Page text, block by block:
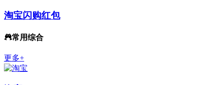
淘宝闪购红包
常用综合
更多+